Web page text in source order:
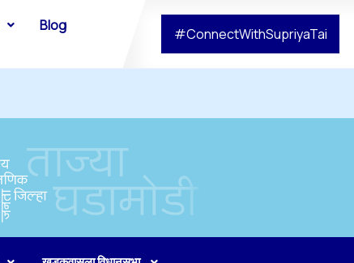
Blog
#ConnectWithSupriyaTai